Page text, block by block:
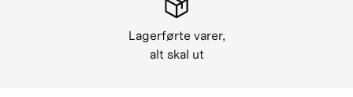
Lagerførte varer,
alt skal ut